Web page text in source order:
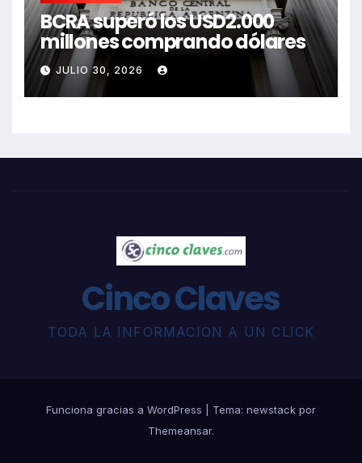
BCRA superó los USD2.000
millones comprando dólares
JULIO 30, 2026
Cinco Claves
TODA LA INFORMACION A UN CLICK
Funciona gracias a WordPress
Tema: newstack por
Themeansar.